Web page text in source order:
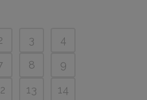
3
4
8
9
13
14